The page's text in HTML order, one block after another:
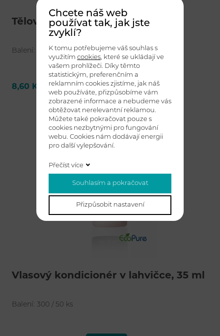
Tělové mléko v lahvičce, 35 ml
Balení: 300 / 50 ks
8,60 Kč bez DPH Detail
Vlasový kondicionér v lahvičce, 35 ml
Balení: 300 / 50 ks
Chcete náš web
používat tak, jak jste
zvyklí?
K tomu potřebujeme váš souhlas s
využitím cookies , které se ukládají ve
vašem prohlížeči. Díky těmto
statistickým, preferenčním a
reklamním cookies zjistíme, jak náš
web používáte, přizpůsobíme vám
zobrazené informace a nebudeme vás
obtěžovat nerelevantní reklamou.
Můžete také pokračovat pouze s
cookies nezbytnými pro fungování
webu. Cookies nám dodávají energii
pro další vylepšování.
Přečíst více
Souhlasím a pokračovat
Přizpůsobit nastavení